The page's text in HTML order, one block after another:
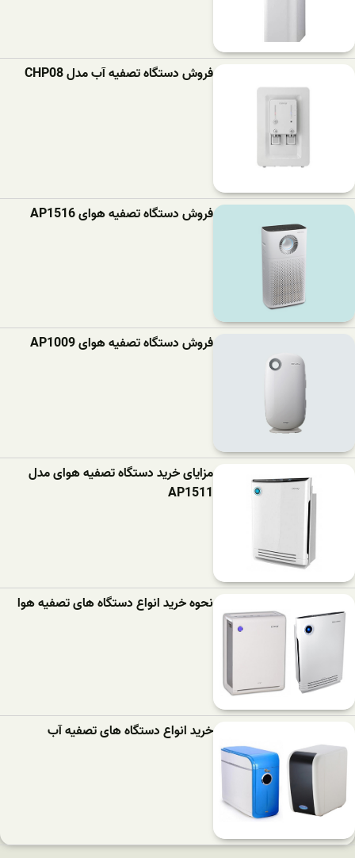
فروش دستگاه تصفیه آب مدل CHP08
فروش دستگاه تصفیه هوای AP1516
فروش دستگاه تصفیه هوای AP1009
مزایای خرید دستگاه تصفیه هوای مدل
AP1511
نحوه خرید انواع دستگاه های تصفیه هوا
خرید انواع دستگاه های تصفیه آب